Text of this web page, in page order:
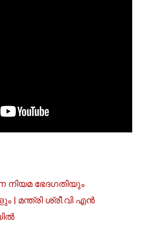
നിയമ ഭേദഗതിയും
| മന്ത്രി ശ്രീ.വി എൻ